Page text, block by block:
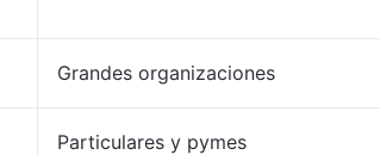
Grandes organizaciones
Particulares y pymes